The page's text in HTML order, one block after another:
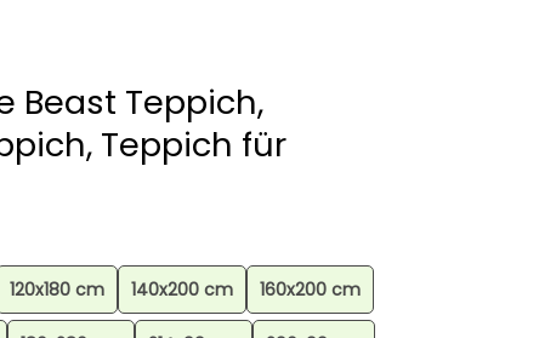
Beast Teppich,
Teppich für
120x180 cm 140x200 cm 160x200 cm